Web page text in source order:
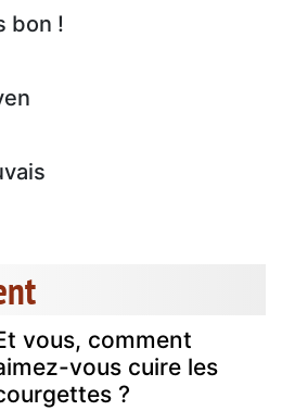
bon !
vous, comment
vous cuire les
?